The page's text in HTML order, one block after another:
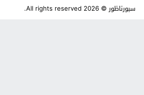
سبورناظور© 2026 All rights reserved.